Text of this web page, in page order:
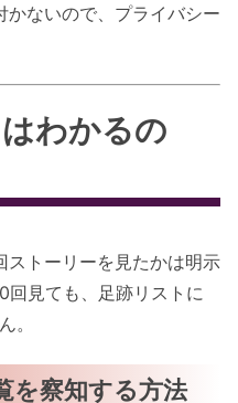
かないので、プライバシー
わかるの
ストーリーを見たかは明示
回見ても、足跡リストに
。
を察知する方法